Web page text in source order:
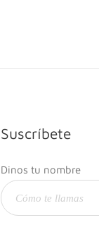
Suscríbete
Dinos tu nombre